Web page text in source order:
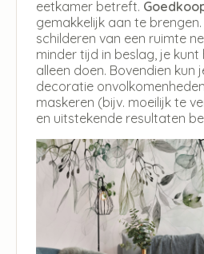
eetkamer betreft.
gemakkelijk aan te
schilderen van een ruimte
minder tijd in beslag, je
alleen doen. Bovendien kun
decoratie
maskeren (bijv. moeilijk te
en uitstekende resultaten